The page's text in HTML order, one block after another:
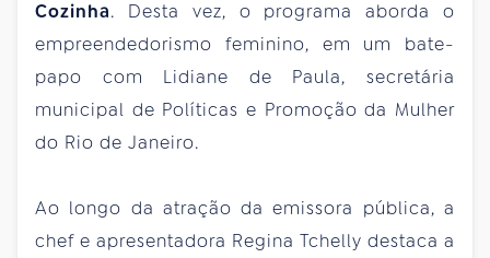
Cozinha. Desta vez, o programa aborda o
empreendedorismo feminino, em um bate-
papo com Lidiane de Paula, secretária
municipal de Políticas e Promoção da Mulher
do Rio de Janeiro.
Ao longo da atração da emissora pública, a
chef e apresentadora Regina Tchelly destaca a